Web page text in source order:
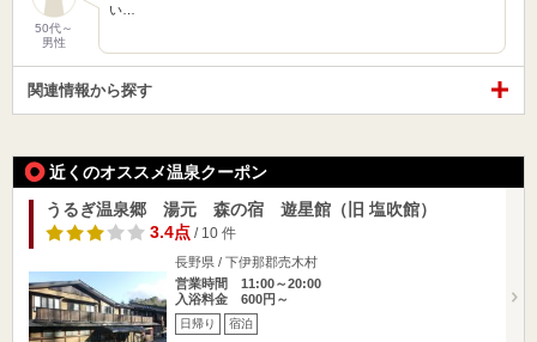
50代～
男性
い…
関連情報から探す
近くのオススメ温泉クーポン
うるぎ温泉郷 湯元 森の宿 遊星館（旧 塩吹館）
3.4点/ 10 件
長野県 / 下伊那郡売木村
営業時間 11:00～20:00
入浴料金 600円～
日帰り 宿泊